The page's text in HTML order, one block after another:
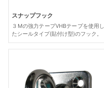
スナップフック
３Mの強力テープVHBテープを使用し
たシールタイプ(貼付け型)のフック。